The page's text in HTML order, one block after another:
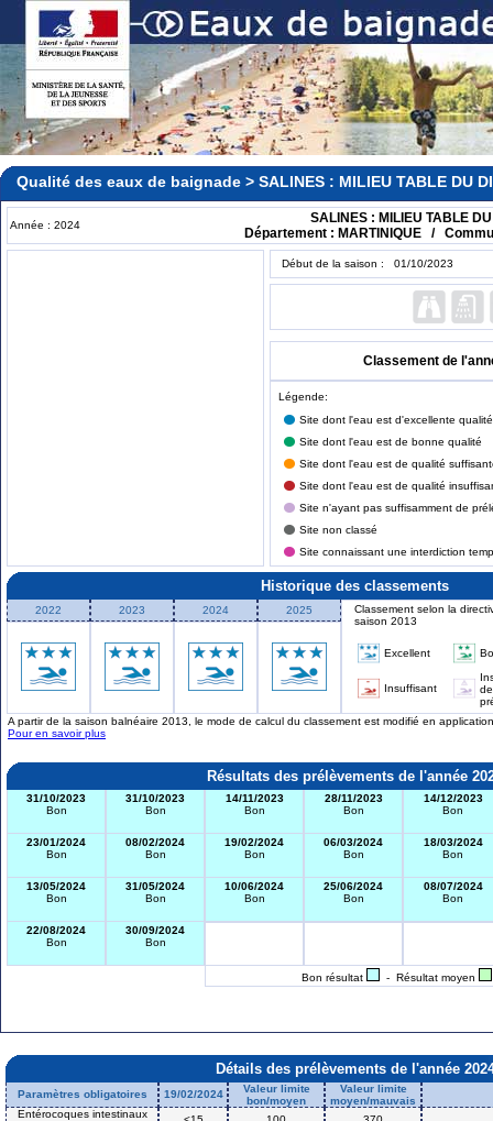
Qualité des eaux de baignade > SALINES : MILIEU TABLE DU
Année : 2024
SALINES : MILIEU TABLE
Département : MARTINIQUE /
Début de la saison : 01/10/2023
Classement de
Légende:
Site dont l'eau est d'excellente qualité
Site dont l'eau est de bonne qualité
Site dont l'eau est de qualité
Site dont l'eau est de qualité
Site n'ayant pas suffisamment de
Site non classé
Site connaissant une interdiction
Historique des classements
2022 2023 2024 2025
Classement selon la
saison 2013
Excellent
Insuffisant
de
A partir de la saison balnéaire 2013, le mode de calcul du classement est modifié en
Pour en savoir plus
Résultats des prélèvements de l'année
31/10/2023
Bon
31/10/2023
Bon
14/11/2023
Bon
28/11/2023
Bon
14/12/2023
Bon
23/01/2024
Bon
08/02/2024
Bon
19/02/2024
Bon
06/03/2024
Bon
18/03/2024
Bon
13/05/2024
Bon
31/05/2024
Bon
10/06/2024
Bon
25/06/2024
Bon
08/07/2024
Bon
22/08/2024
Bon
30/09/2024
Bon
Bon résultat - Résultat moyen
Détails des prélèvements de l'année
Paramètres obligatoires 19/02/2024
Valeur limite
bon/moyen
Valeur limite
moyen/mauvais
Entérocoques intestinaux